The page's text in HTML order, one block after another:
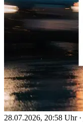
28.07.2026, 20:58 Uhr ·